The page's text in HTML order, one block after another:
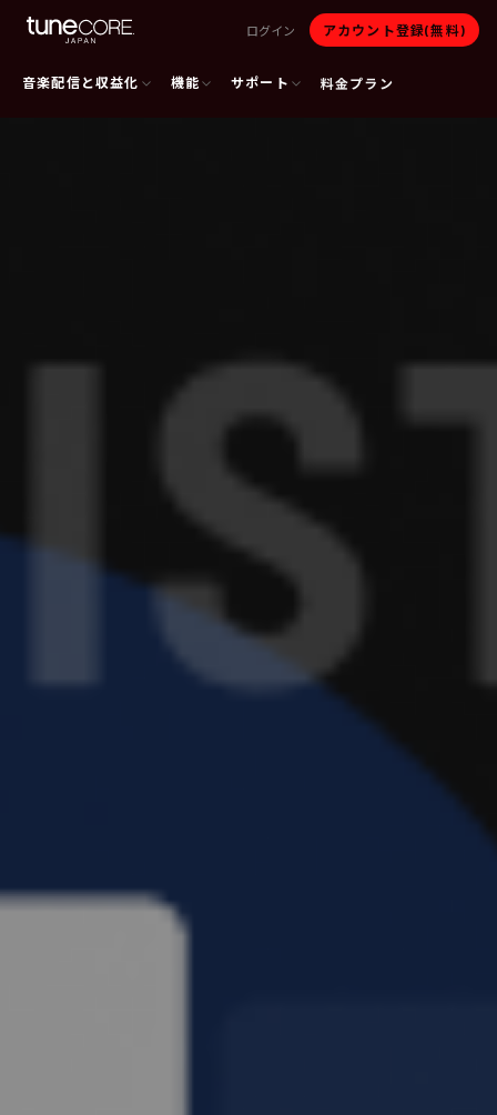
ログイン アカウント登録(無料)
音楽配信と収益化 機能 サポート 料金プラン